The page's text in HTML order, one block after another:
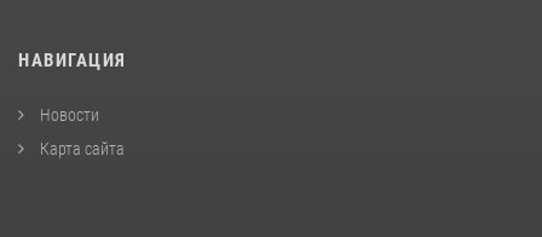
НАВИГАЦИЯ
Новости
Карта сайта